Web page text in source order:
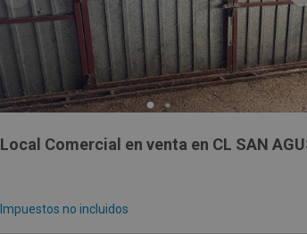
Local Comercial en venta en CL SAN
Impuestos no incluidos